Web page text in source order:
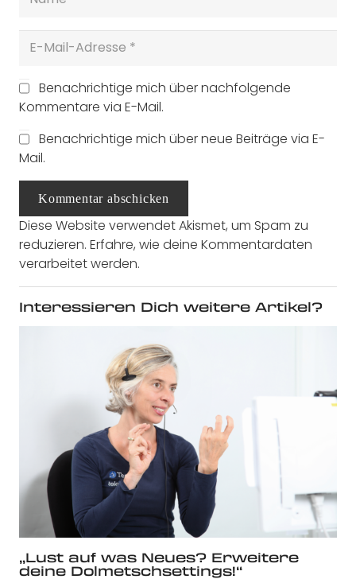
Benachrichtige mich über nachfolgende
Kommentare via E-Mail.
Benachrichtige mich über neue Beiträge via E-
Mail.
Kommentar abschicken
Diese Website verwendet Akismet, um Spam zu
reduzieren. Erfahre, wie deine Kommentardaten
verarbeitet werden.
Interessieren Dich weitere Artikel?
„Lust auf was Neues? Erweitere
deine Dolmetschsettings!“